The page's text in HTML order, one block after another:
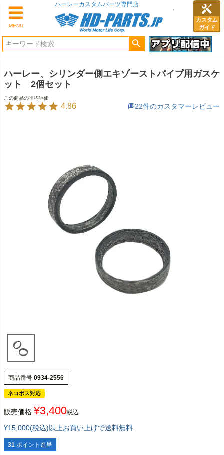
MENU
カスタム
ガイド
ハーレーカスタムパーツ専門店
ハーレー、シリンダー側エキゾーストパイプ用ガスケ
ット 2個セット
4.86 22
商品番号 0934-2556
ネコポス対応
販売価格 ¥3,400税込
¥15,000(税込)以上お買い上げで送料無料
31 ポイント進呈